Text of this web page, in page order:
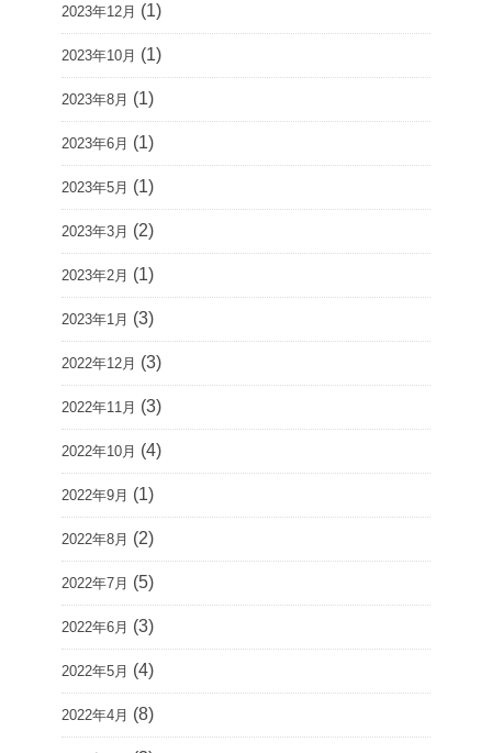
2023年12月 (1)
2023年10月 (1)
2023年8月 (1)
2023年6月 (1)
2023年5月 (1)
2023年3月 (2)
2023年2月 (1)
2023年1月 (3)
2022年12月 (3)
2022年11月 (3)
2022年10月 (4)
2022年9月 (1)
2022年8月 (2)
2022年7月 (5)
2022年6月 (3)
2022年5月 (4)
2022年4月 (8)